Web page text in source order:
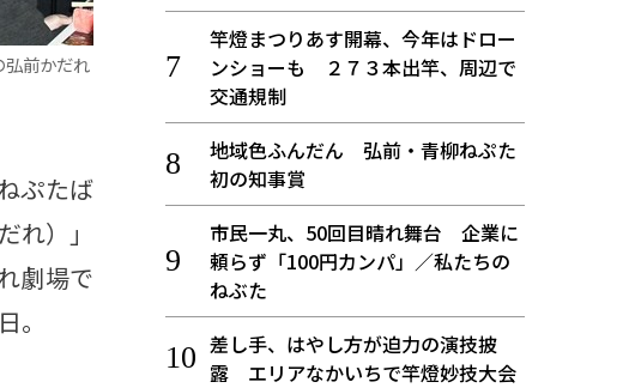
弘前かだれ
ぷたば
）」
劇場で
。
竿燈まつりあす開幕、今年はドロー
ンショーも ２７３本出竿、周辺で
交通規制
地域色ふんだん 弘前・青柳ねぷた
初の知事賞
市民一丸、50回目晴れ舞台 企業に
頼らず「100円カンパ」／私たちの
ねぶた
差し手、はやし方が迫力の演技披
露 エリアなかいちで竿燈妙技大会